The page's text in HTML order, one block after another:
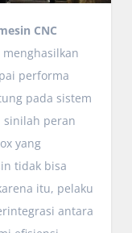
CNC
performa
pada sistem
sinilah peran
yang
tidak bisa
itu, pelaku
antara